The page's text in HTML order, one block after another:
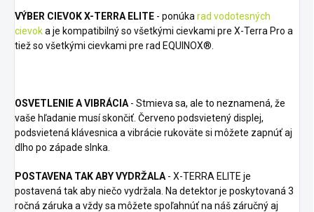
VÝBER CIEVOK X-TERRA ELITE - ponúka rad vodotesných
cievoka je kompatibilný so všetkými cievkami pre X-Terra Pro a
tiež so všetkými cievkami pre rad EQUINOX®.
OSVETLENIE A VIBRÁCIA - Stmieva sa, ale to neznamená, že
vaše hľadanie musí skončiť. Červeno podsvietený displej,
podsvietená klávesnica a vibrácie rukoväte si môžete zapnúť aj
dlho po západe slnka.
POSTAVENA TAK ABY VYDRŽALA - X-TERRA ELITE je
postavená tak aby niečo vydržala. Na detektor je poskytovaná 3
ročná záruka a vždy sa môžete spoľahnúť na náš záručný aj